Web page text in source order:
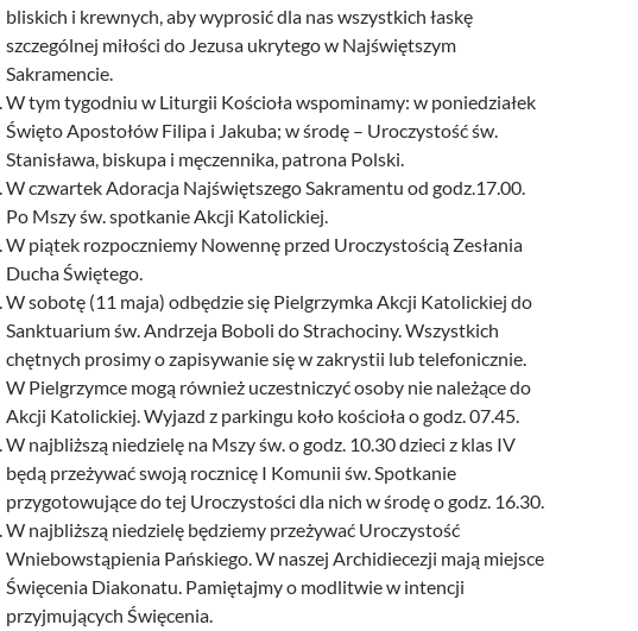
bliskich i krewnych, aby wyprosić dla nas wszystkich łaskę
szczególnej miłości do Jezusa ukrytego w Najświętszym
Sakramencie.
W tym tygodniu w Liturgii Kościoła wspominamy: w poniedziałek
Święto Apostołów Filipa i Jakuba; w środę – Uroczystość św.
Stanisława, biskupa i męczennika, patrona Polski.
W czwartek Adoracja Najświętszego Sakramentu od godz.17.00.
Po Mszy św. spotkanie Akcji Katolickiej.
W piątek rozpoczniemy Nowennę przed Uroczystością Zesłania
Ducha Świętego.
W sobotę (11 maja) odbędzie się Pielgrzymka Akcji Katolickiej do
Sanktuarium św. Andrzeja Boboli do Strachociny. Wszystkich
chętnych prosimy o zapisywanie się w zakrystii lub telefonicznie.
W Pielgrzymce mogą również uczestniczyć osoby nie należące do
Akcji Katolickiej. Wyjazd z parkingu koło kościoła o godz. 07.45.
W najbliższą niedzielę na Mszy św. o godz. 10.30 dzieci z klas IV
będą przeżywać swoją rocznicę I Komunii św. Spotkanie
przygotowujące do tej Uroczystości dla nich w środę o godz. 16.30.
W najbliższą niedzielę będziemy przeżywać Uroczystość
Wniebowstąpienia Pańskiego. W naszej Archidiecezji mają miejsce
Święcenia Diakonatu. Pamiętajmy o modlitwie w intencji
przyjmujących Święcenia.